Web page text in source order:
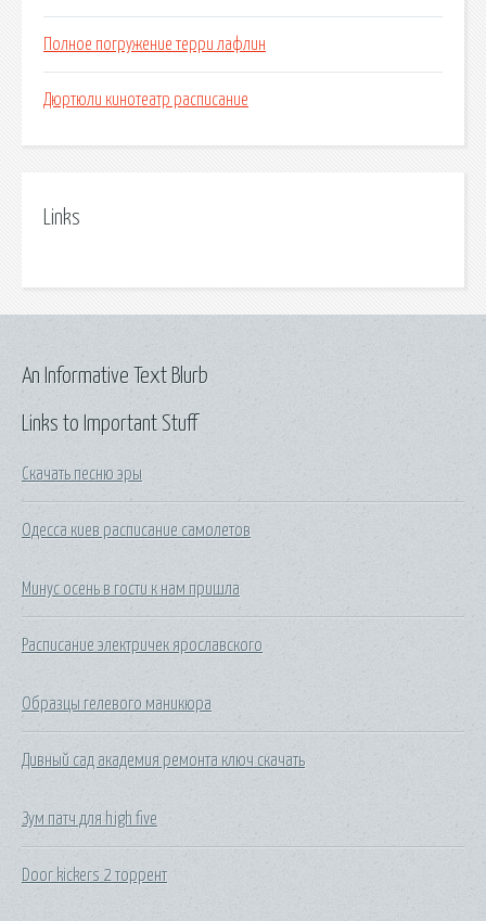
Полное погружение терри лафлин
Дюртюли кинотеатр расписание
Links
Links to Important Stuff
Скачать песню эры
Одесса киев расписание самолетов
Минус осень в гости к нам пришла
Расписание электричек ярославского
Образцы гелевого маникюра
Дивный сад академия ремонта ключ скачать
Зум патч для high five
Door kickers 2 торрент
An Informative Text Blurb